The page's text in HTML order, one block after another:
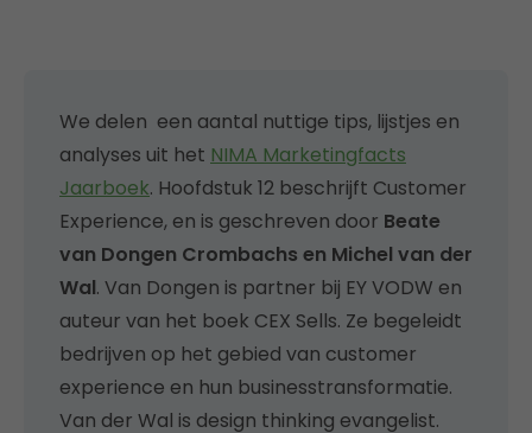
We delen een aantal nuttige tips, lijstjes en
analyses uit het NIMA Marketingfacts
Jaarboek. Hoofdstuk 12 beschrijft Customer
Experience, en is geschreven door Beate
van Dongen Crombachs en Michel van der
Wal. Van Dongen is partner bij EY VODW en
auteur van het boek CEX Sells. Ze begeleidt
bedrijven op het gebied van customer
experience en hun businesstransformatie.
Van der Wal is design thinking evangelist.